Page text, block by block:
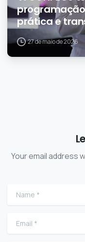
prática e
27 de maio de 2026
Your email address
Name
Email